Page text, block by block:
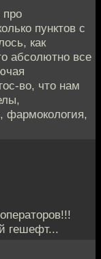
пунктов с
как
абсолютно все
во, что нам
фармокология,
гешефт...